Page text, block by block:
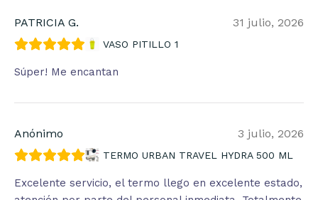
PATRICIA G. 31 julio, 2026
VASO PITILLO 1
Súper! Me encantan
Anónimo 3 julio, 2026
TERMO URBAN TRAVEL HYDRA 500 ML
Excelente servicio, el termo llego en excelente estado,